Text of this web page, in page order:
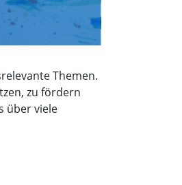
Themen.
zu fördern
über viele